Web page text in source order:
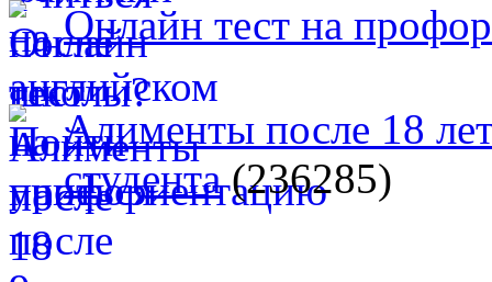
Онлайн тест на
Алименты после 18
студента(236285)